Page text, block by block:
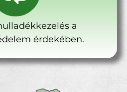
a
érdekében.